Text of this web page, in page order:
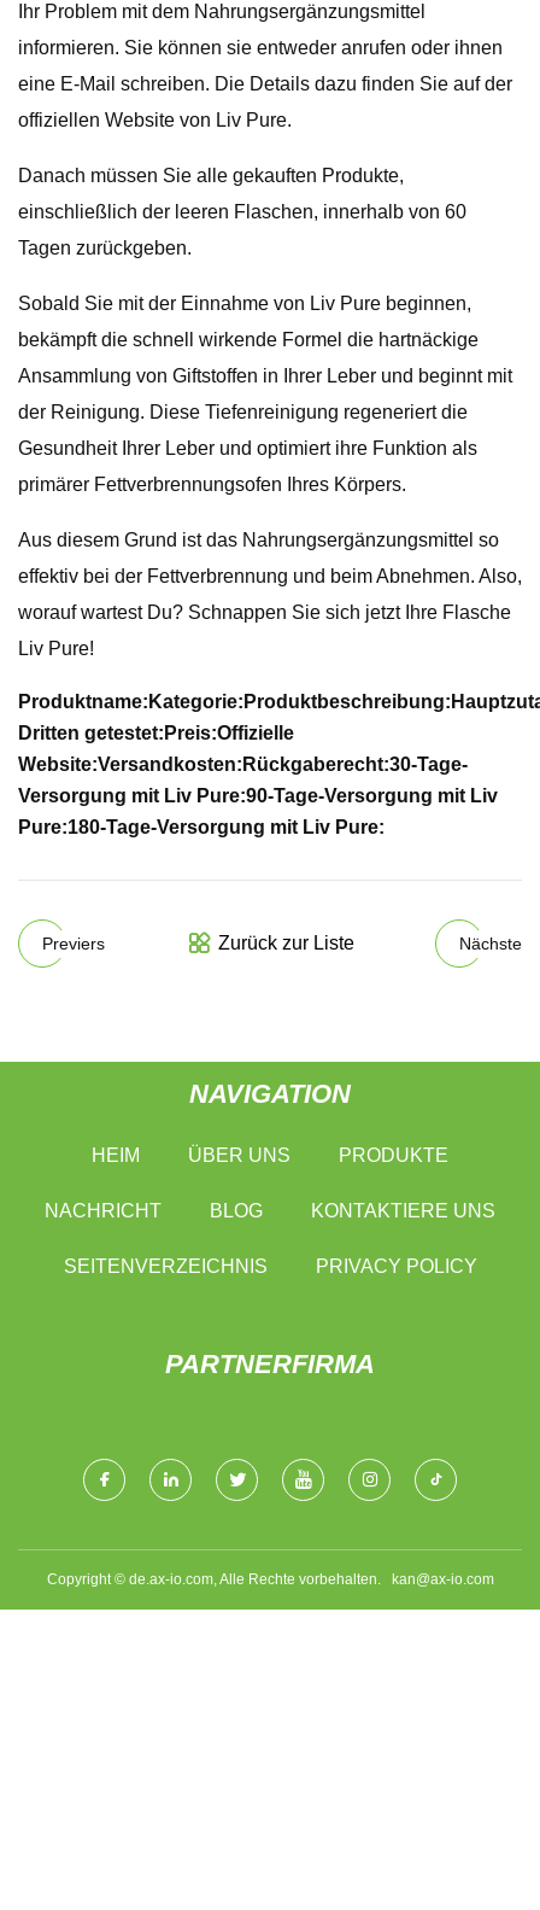
Ihr Problem mit dem Nahrungsergänzungsmittel
informieren. Sie können sie entweder anrufen oder ihnen
eine E-Mail schreiben. Die Details dazu finden Sie auf der
offiziellen Website von Liv Pure.
Danach müssen Sie alle gekauften Produkte,
einschließlich der leeren Flaschen, innerhalb von 60
Tagen zurückgeben.
Sobald Sie mit der Einnahme von Liv Pure beginnen,
bekämpft die schnell wirkende Formel die hartnäckige
Ansammlung von Giftstoffen in Ihrer Leber und beginnt mit
der Reinigung. Diese Tiefenreinigung regeneriert die
Gesundheit Ihrer Leber und optimiert ihre Funktion als
primärer Fettverbrennungsofen Ihres Körpers.
Aus diesem Grund ist das Nahrungsergänzungsmittel so
effektiv bei der Fettverbrennung und beim Abnehmen. Also,
worauf wartest Du? Schnappen Sie sich jetzt Ihre Flasche
Liv Pure!
Produktname: Kategorie: Produktbeschreibung:
Dritten getestet: Preis:Offizielle
Website:Versandkosten: Rückgaberecht:30-Tage-
Versorgung mit Liv Pure:90-Tage-Versorgung mit Liv
Pure:180-Tage-Versorgung mit Liv Pure:
Previers Zurück zur Liste Nächste
NAVIGATION
HEIM ÜBER UNS PRODUKTE
NACHRICHT BLOG KONTAKTIERE UNS
SEITENVERZEICHNIS PRIVACY POLICY
PARTNERFIRMA
Copyright © de.ax-io.com, Alle Rechte vorbehalten. kan@ax-io.com